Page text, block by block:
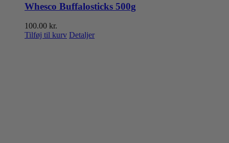
Whesco Buffalosticks 500g
100.00 kr.
Tilføj til kurv Detaljer